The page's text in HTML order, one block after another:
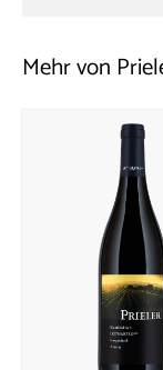
Mehr von